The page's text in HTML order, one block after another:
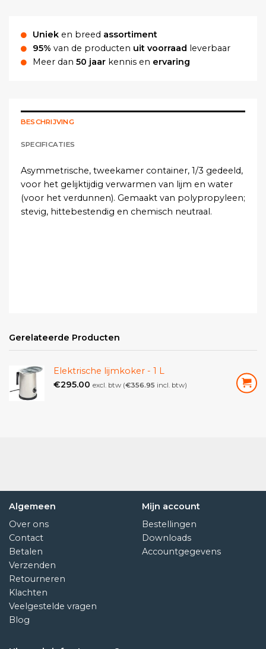
Uniek en breed assortiment
95% van de producten uit voorraad leverbaar
Meer dan 50 jaar kennis en ervaring
BESCHRIJVING
SPECIFICATIES
Asymmetrische, tweekamer container, 1/3 gedeeld,
voor het gelijktijdig verwarmen van lijm en water
(voor het verdunnen). Gemaakt van polypropyleen;
stevig, hittebestendig en chemisch neutraal.
Gerelateerde Producten
Elektrische lijmkoker - 1 L
€295.00 excl. btw (€356.95 incl. btw)
Algemeen
Over ons
Contact
Betalen
Verzenden
Retourneren
Klachten
Veelgestelde vragen
Blog
Mijn account
Bestellingen
Downloads
Accountgegevens